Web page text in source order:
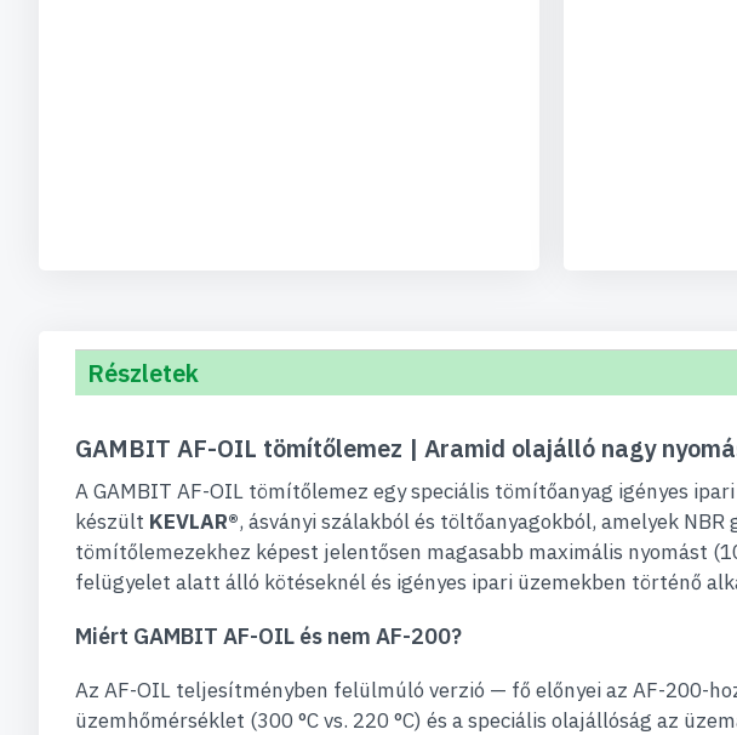
Részletek
GAMBIT AF-OIL tömítőlemez | Aramid olajálló nagy
A GAMBIT AF-OIL tömítőlemez egy speciális tömítőanyag igényes
készült KEVLAR®, ásványi szálakból és töltőanyagokból, amelyek
tömítőlemezekhez képest jelentősen magasabb maximális nyomást
felügyelet alatt álló kötéseknél és igényes ipari üzemekben történő
Miért GAMBIT AF-OIL és nem AF-200?
Az AF-OIL teljesítményben felülmúló verzió — fő előnyei az AF-200-
üzemhőmérséklet (300 °C vs. 220 °C) és a speciális olajállóság az